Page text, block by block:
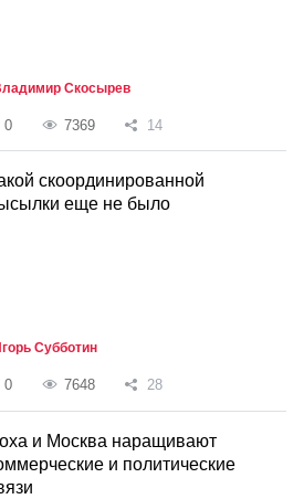
Скосырев
0 7369 14
скоординированной
еще не было
Субботин
0 7648 28
и Москва наращивают
и политические